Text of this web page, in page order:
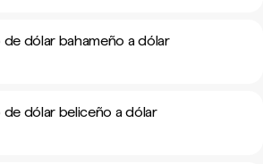
dólar bahameño a dólar
dólar beliceño a dólar